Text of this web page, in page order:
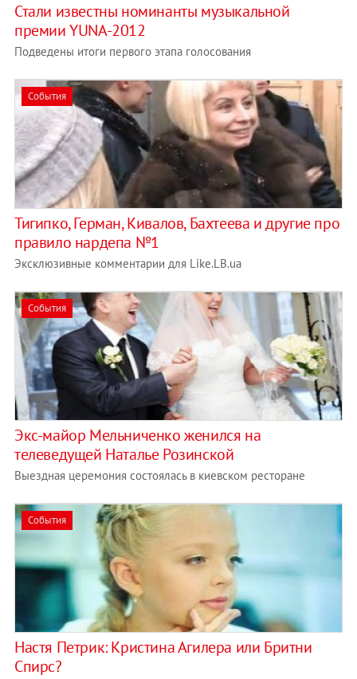
Стали известны номинанты музыкальной
премии YUNA-2012
Подведены итоги первого этапа голосования
События
Тигипко, Герман, Кивалов, Бахтеева и другие про
правило нардепа №1
Эксклюзивные комментарии для Like.LB.ua
События
Экс-майор Мельниченко женился на
телеведущей Наталье Розинской
Выездная церемония состоялась в киевском ресторане
События
Настя Петрик: Кристина Агилера или Бритни
Спирс?